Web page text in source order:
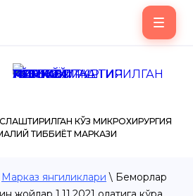
КЎЗ МИКРОХИРУРГИЯ
ТИББИЁТ МАРКАЗИ
Марказ янгиликлари \ Беморлар